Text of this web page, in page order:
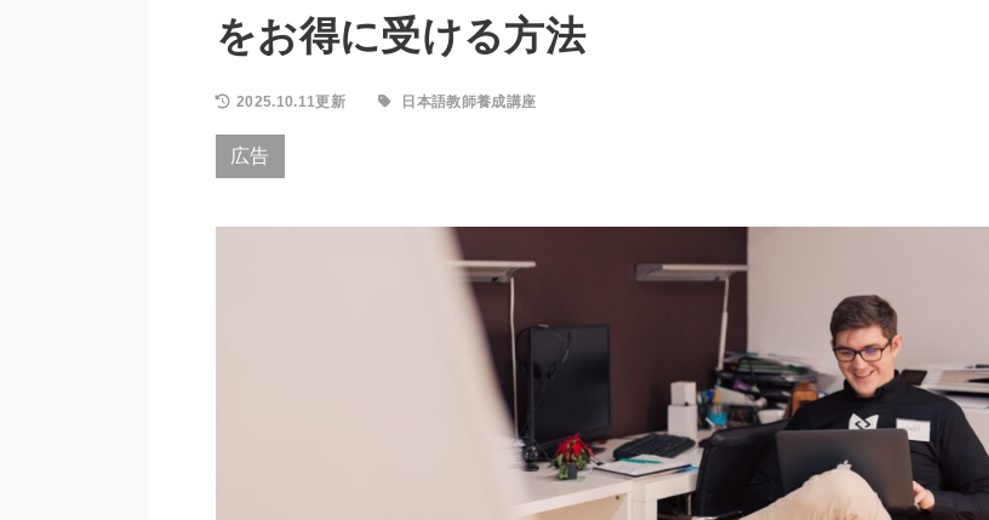
をお得に受ける方法
2025.10.11更新 日本語教師養成講座
広告